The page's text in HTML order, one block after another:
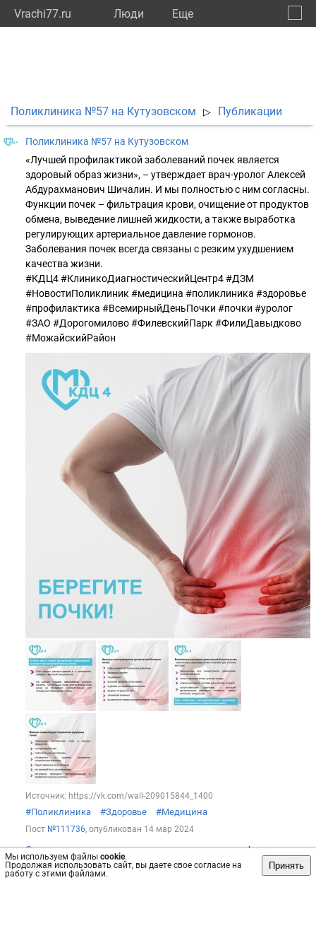
Vrachi77.ru Люди Eще
Мы используем файлы cookie.
Продолжая использовать сайт, вы даете свое согласие на
работу с этими файлами.
Принять
Поликлиника №57 на Кутузовском ▷ Публикации
Поликлиника №57 на Кутузовском
«Лучшей профилактикой заболеваний почек является
здоровый образ жизни», – утверждает врач-уролог Алексей
Абдурахманович Шичалин. И мы полностью с ним согласны.
Функции почек – фильтрация крови, очищение от продуктов
обмена, выведение лишней жидкости, а также выработка
регулирующих артериальное давление гормонов.
Заболевания почек всегда связаны с резким ухудшением
качества жизни.
#КДЦ4 #КлиникоДиагностическийЦентр4 #ДЗМ
#НовостиПоликлиник #медицина #поликлиника #здоровье
#профилактика #ВсемирныйДеньПочки #почки #уролог
#ЗАО #Дорогомилово #ФилевскийПарк #ФилиДавыдково
#МожайскийРайон
Источник: https://vk.com/wall-209015844_1400
#Поликлиника #Здоровье #Медицина
Пост №111736, опубликован 14 мар 2024
Сохранить интересно/не интересно